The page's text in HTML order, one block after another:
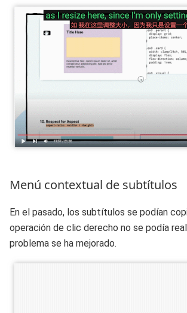
Menú contextual de subtítulos
En el pasado, los subtítulos se podían
operación de clic derecho no se podía
problema se ha mejorado.